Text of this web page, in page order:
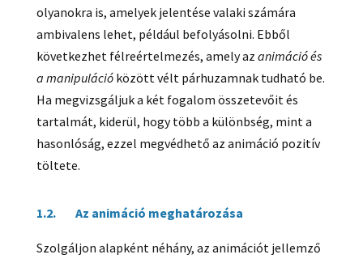
olyanokra is, amelyek jelentése valaki számára
ambivalens lehet, például befolyásolni. Ebből
következhet félreértelmezés, amely az animáció és
a manipulációközött vélt párhuzamnak tudható be.
Ha megvizsgáljuk a két fogalom összetevőit és
tartalmát, kiderül, hogy több a különbség, mint a
hasonlóság, ezzel megvédhető az animáció pozitív
töltete.
1.2. Az animáció meghatározása
Szolgáljon alapként néhány, az animációt jellemző